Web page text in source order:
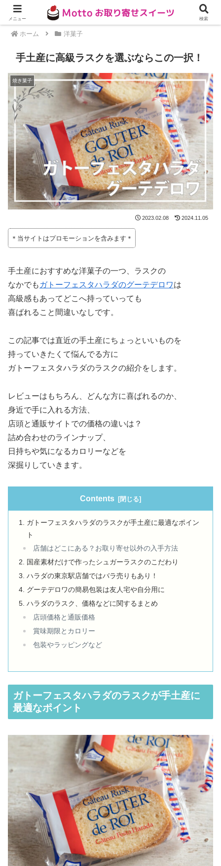
ホーム 洋菓子
手土産に高級ラスクを選ぶならこの一択！
焼き菓子
2023.02.08 2024.11.05
＊当サイトはプロモーションを含みます＊
手土産におすすめな洋菓子の一つ、ラスクの
なかでも ガトーフェスタハラダのグーテデロワは
高級感もあってどこへ持っていっても
喜ばれること間違いなしです。
この記事では直近の手土産にちょっといいものを
持っていきたくて悩んでる方に
ガトーフェスタハラダのラスクの紹介をします。
レビューはもちろん、どんな方に喜ばれるのか、
身近で手に入れる方法、
店頭と通販サイトでの価格の違いは？
詰め合わせのラインナップ、
日持ちや気になるカロリーなどを
深掘りしていきます。
Contents
ガトーフェスタハラダのラスクが手土産に最適なポイン
ト
店舗はどこにある？お取り寄せ以外の入手方法
国産素材だけで作ったシュガーラスクのこだわり
ハラダの東京駅店舗ではバラ売りもあり！
グーテデロワの簡易包装は友人宅や自分用に
ハラダのラスク、価格などに関するまとめ
店頭価格と通販価格
賞味期限とカロリー
包装やラッピングなど
ガトーフェスタハラダのラスクが手土産に
最適なポイント
メニュー 検索